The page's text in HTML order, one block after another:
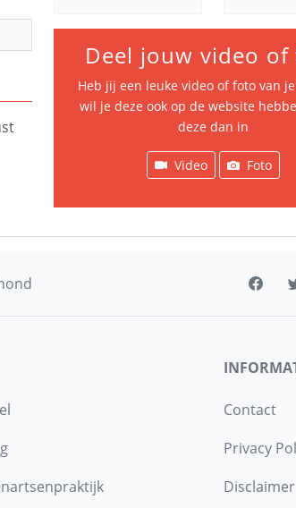
Deel jouw video
Heb jij een leuke video of foto van
wil je deze ook op de website
deze dan in
Video Foto
Contact
Privacy
Disclaimer